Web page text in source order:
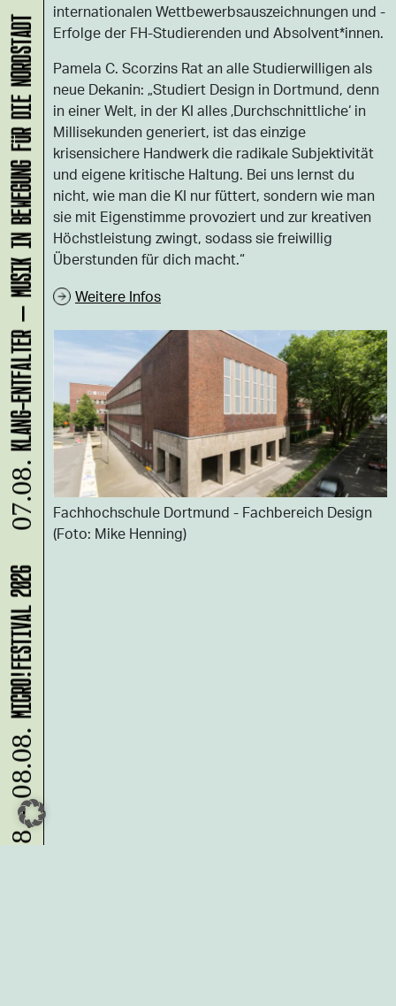
internationalen Wettbewerbsauszeichnungen und -
Erfolge der FH-Studierenden und Absolvent*innen.
Pamela C. Scorzins Rat an alle Studierwilligen als
neue Dekanin: „Studiert Design in Dortmund, denn
in einer Welt, in der KI alles ‚Durchschnittliche‘ in
Millisekunden generiert, ist das einzige
krisensichere Handwerk die radikale Subjektivität
und eigene kritische Haltung. Bei uns lernst du
nicht, wie man die KI nur füttert, sondern wie man
sie mit Eigenstimme provoziert und zur kreativen
Höchstleistung zwingt, sodass sie freiwillig
Überstunden für dich macht.“
Weitere Infos
Fachhochschule Dortmund - Fachbereich Design
(Foto: Mike Henning)
07.08. - 08.08.
MICRO!FESTIVAL 2026
07.08.
KLANG-ENTFALTER – MUSIK IN BEWEGUNG FÜR DIE NORDSTADT